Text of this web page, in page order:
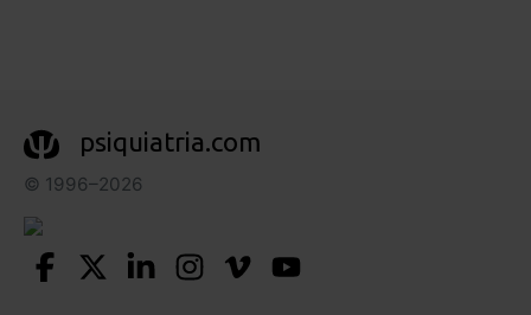
psiquiatria.com
© 1996–2026